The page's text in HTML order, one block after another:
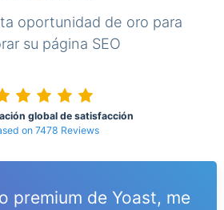
oportunidad de oro para
su página SEO
global de satisfacción
on 7478 Reviews
premium de Yoast, me